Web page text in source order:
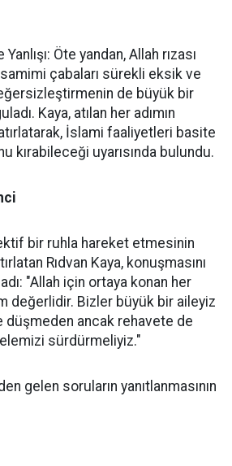
Öte yandan, Allah rızası
çabaları sürekli eksik ve
de büyük bir
Kaya, atılan her adımın
İslami faaliyetleri basite
kırabileceği uyarısında bulundu.
bir ruhla hareket etmesinin
Rıdvan Kaya, konuşmasını
"Allah için ortaya konan her
değerlidir. Bizler büyük bir aileyiz
düşmeden ancak rehavete de
sürdürmeliyiz."
gelen soruların yanıtlanmasının